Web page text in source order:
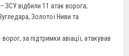
ЗСУ відбили 11 атак ворога;
Золотої Ниви та
за підтримки авіації, атакував